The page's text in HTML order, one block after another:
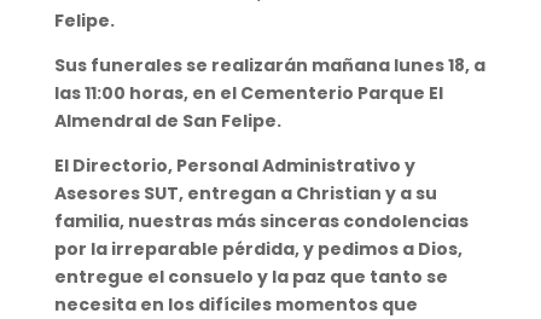
Felipe.
Sus funerales se realizarán mañana lunes 18, a
las 11:00 horas, en el Cementerio Parque El
Almendral de San Felipe.
El Directorio, Personal Administrativo y
Asesores SUT, entregan a Christian y a su
familia, nuestras más sinceras condolencias
por la irreparable pérdida, y pedimos a Dios,
entregue el consuelo y la paz que tanto se
necesita en los difíciles momentos que